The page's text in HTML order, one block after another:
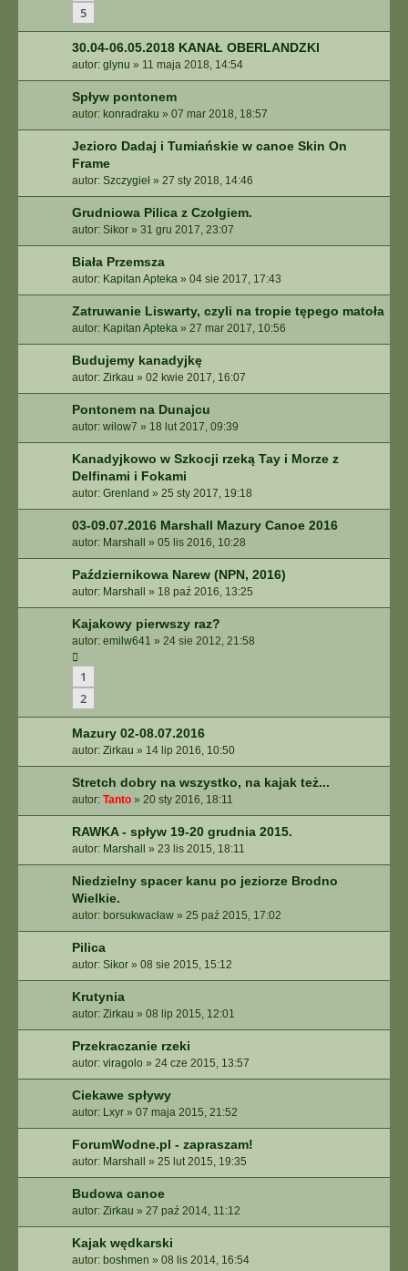
5
30.04-06.05.2018 KANAŁ OBERLANDZKI
autor: glynu » 11 maja 2018, 14:54
Spływ pontonem
autor: konradraku » 07 mar 2018, 18:57
Jezioro Dadaj i Tumiańskie w canoe Skin On
Frame
autor: Szczygieł » 27 sty 2018, 14:46
Grudniowa Pilica z Czołgiem.
autor: Sikor » 31 gru 2017, 23:07
Biała Przemsza
autor: Kapitan Apteka » 04 sie 2017, 17:43
Zatruwanie Liswarty, czyli na tropie tępego matoła
autor: Kapitan Apteka » 27 mar 2017, 10:56
Budujemy kanadyjkę
autor: Zirkau » 02 kwie 2017, 16:07
Pontonem na Dunajcu
autor: wilow7 » 18 lut 2017, 09:39
Kanadyjkowo w Szkocji rzeką Tay i Morze z
Delfinami i Fokami
autor: Grenland » 25 sty 2017, 19:18
03-09.07.2016 Marshall Mazury Canoe 2016
autor: Marshall » 05 lis 2016, 10:28
Październikowa Narew (NPN, 2016)
autor: Marshall » 18 paź 2016, 13:25
Kajakowy pierwszy raz?
autor: emilw641 » 24 sie 2012, 21:58
1
2
Mazury 02-08.07.2016
autor: Zirkau » 14 lip 2016, 10:50
Stretch dobry na wszystko, na kajak też...
autor: Tanto » 20 sty 2016, 18:11
RAWKA - spływ 19-20 grudnia 2015.
autor: Marshall » 23 lis 2015, 18:11
Niedzielny spacer kanu po jeziorze Brodno
Wielkie.
autor: borsukwacław » 25 paź 2015, 17:02
Pilica
autor: Sikor » 08 sie 2015, 15:12
Krutynia
autor: Zirkau » 08 lip 2015, 12:01
Przekraczanie rzeki
autor: viragolo » 24 cze 2015, 13:57
Ciekawe spływy
autor: Lxyr » 07 maja 2015, 21:52
ForumWodne.pl - zapraszam!
autor: Marshall » 25 lut 2015, 19:35
Budowa canoe
autor: Zirkau » 27 paź 2014, 11:12
Kajak wędkarski
autor: boshmen » 08 lis 2014, 16:54